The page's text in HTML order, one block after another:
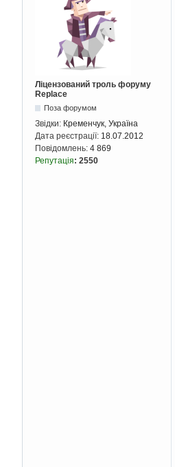
Ліцензований троль форуму
Replace
Поза форумом
Звідки: Кременчук, Україна
Дата реєстрації: 18.07.2012
Повідомлень: 4 869
Репутація: 2550